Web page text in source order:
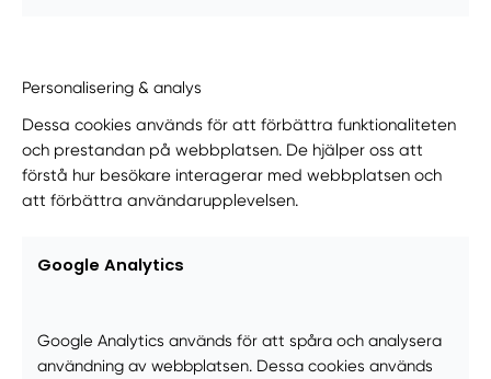
Personalisering & analys
Dessa cookies används för att förbättra funktionaliteten
och prestandan på webbplatsen. De hjälper oss att
förstå hur besökare interagerar med webbplatsen och
att förbättra användarupplevelsen.
Google Analytics
Google Analytics används för att spåra och analysera
användning av webbplatsen. Dessa cookies används